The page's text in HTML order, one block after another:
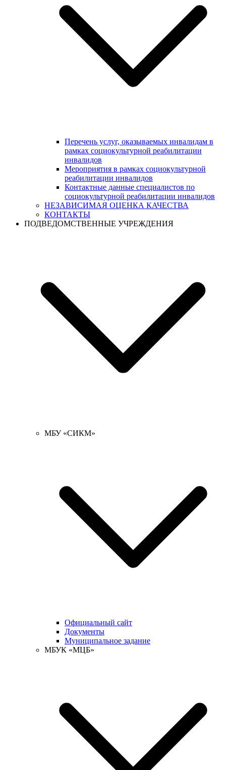
Перечень услуг, оказываемых инвалидам в
рамках социокультурной реабилитации
инвалидов
Мероприятия в рамках социокультурной
реабилитации инвалидов
Контактные данные специалистов по
социокультурной реабилитации инвалидов
НЕЗАВИСИМАЯ ОЦЕНКА КАЧЕСТВА
КОНТАКТЫ
ПОДВЕДОМСТВЕННЫЕ УЧРЕЖДЕНИЯ
МБУ «СИКМ»
Официальный сайт
Документы
Муниципальное задание
МБУК «МЦБ»